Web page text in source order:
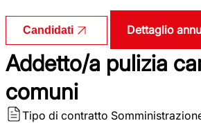
Candidati Dettaglio
Addetto/a pulizia
comuni
Tipo di contratto